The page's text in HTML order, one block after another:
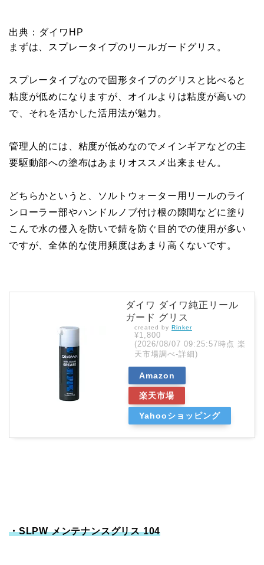
出典：ダイワHP
まずは、スプレータイプのリールガードグリス。
スプレータイプなので固形タイプのグリスと比べると
粘度が低めになりますが、オイルよりは粘度が高いの
で、それを活かした活用法が魅力。
管理人的には、粘度が低めなのでメインギアなどの主
要駆動部への塗布はあまりオススメ出来ません。
どちらかというと、ソルトウォーター用リールのライ
ンローラー部やハンドルノブ付け根の隙間などに塗り
こんで水の侵入を防いで錆を防ぐ目的での使用が多い
ですが、全体的な使用頻度はあまり高くないです。
ダイワ ダイワ純正リール
ガード グリス
created by Rinker
¥1,800
(2026/08/07 09:25:57時点 楽
天市場調べ-詳細)
Amazon
楽天市場
Yahooショッピング
・SLPW メンテナンスグリス 104